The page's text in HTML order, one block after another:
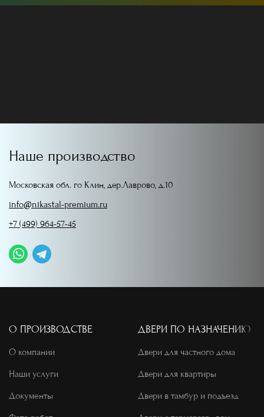
Наше производство
Московская обл. го Клин, дер.Лаврово, д.10
info@nikastal-premium.ru
+7 (499) 964-57-45
О ПРОИЗВОДСТВЕ
О компании
Наши услуги
Документы
ДВЕРИ ПО НАЗНАЧЕНИЮ
Двери для частного дома
Двери для квартиры
Двери в тамбур и подъезд